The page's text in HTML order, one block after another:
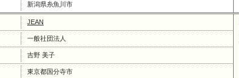
新潟県糸魚川市
JEAN
一般社団法人
吉野 美子
東京都国分寺市